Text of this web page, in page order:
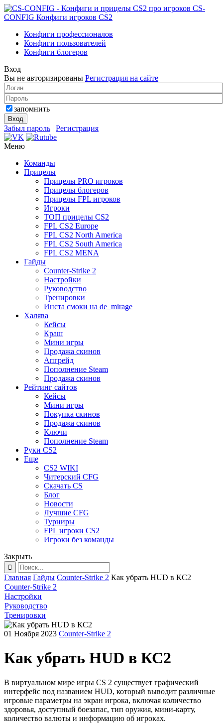
CS-
CONFIG Конфиги игроков CS2
Конфиги профессионалов
Конфиги пользователей
Конфиги блогеров
Вход
Вы не авторизированы Регистрация на сайте
запомнить
Забыл пароль | Регистрация
Меню
Команды
Прицелы
Прицелы PRO игроков
Прицелы блогеров
Прицелы FPL игроков
Игроки
ТОП прицелы CS2
FPL CS2 Europe
FPL CS2 North America
FPL CS2 South America
FPL CS2 MENA
Гайды
Counter-Strike 2
Настройки
Руководство
Тренировки
Инста смоки на de_mirage
Халява
Кейсы
Краш
Мини игры
Продажа скинов
Апгрейд
Пополнение Steam
Продажа скинов
Рейтинг сайтов
Кейсы
Мини игры
Покупка скинов
Продажа скинов
Ключи
Пополнение Steam
Руки CS2
Еще
CS2 WIKI
Читерский CFG
Скачать CS
Блог
Новости
Лучшие CFG
Турниры
FPL игроки CS2
Игроки без команды
Закрыть
Главная Гайды Counter-Strike 2 Как убрать HUD в КС2
Counter-Strike 2
Настройки
Руководство
Тренировки
01 Ноября 2023 Counter-Strike 2
Как убрать HUD в КС2
В виртуальном мире игры CS 2 существует графический
интерфейс под названием HUD, который выводит различные
игровые параметры на экран игрока, включая количество
здоровья, доступный боезапас, тип оружия, мини-карту,
количество валюты и информацию об игроках.